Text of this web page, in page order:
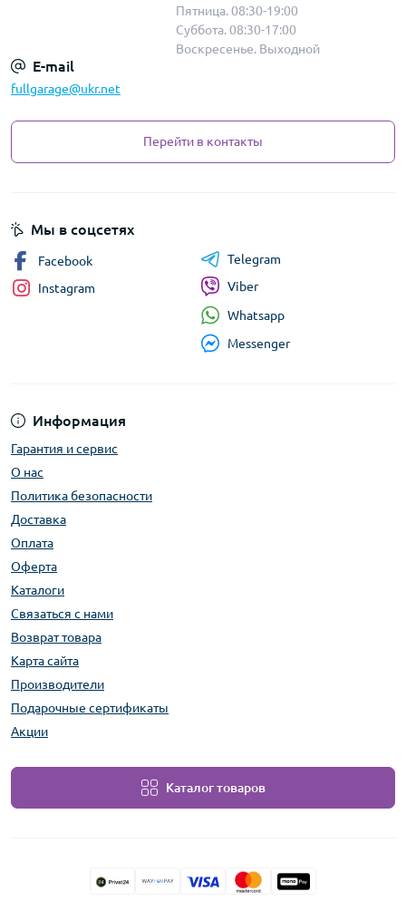
Пятница. 08:30-19:00
Суббота. 08:30-17:00
Воскресенье. Выходной
E-mail
fullgarage@ukr.net
Перейти в контакты
Информация
Гарантия и сервис
О нас
Политика безопасности
Доставка
Оплата
Оферта
Каталоги
Связаться с нами
Возврат товара
Карта сайта
Производители
Подарочные сертификаты
Акции
Каталог товаров
Мы в соцсетях
Facebook
Instagram
Telegram
Viber
Whatsapp
Messenger